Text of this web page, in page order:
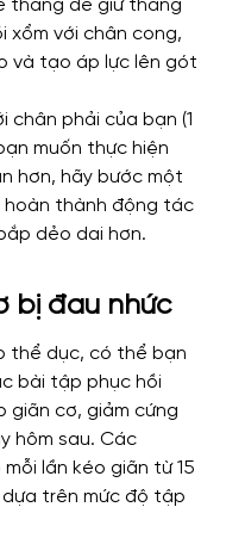
thẳng để giữ thăng
xổm với chân cong,
và tạo áp lực lên gót
chân phải của bạn (1
muốn thực hiện
hơn, hãy bước một
hoàn thành động tác
dẻo dai hơn.
bị đau nhức
thể dục, có thể bạn
bài tập phục hồi
giãn cơ, giảm cứng
hôm sau. Các
lần kéo giãn từ 15
trên mức độ tập